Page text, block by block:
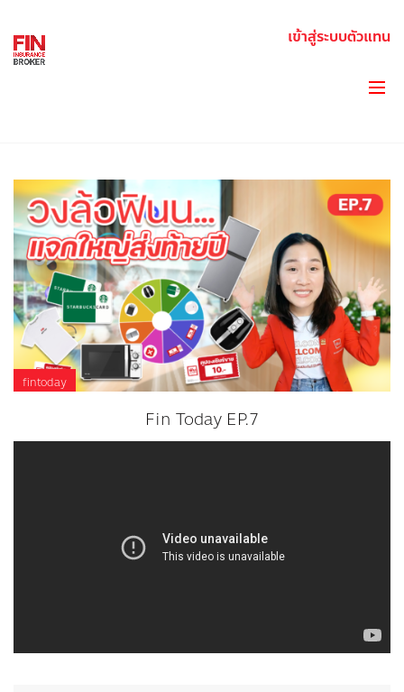
เข้าสู่ระบบตัวแทน
fintoday
Fin Today EP.7